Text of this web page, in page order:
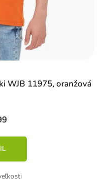
WJB 11975, oranžová